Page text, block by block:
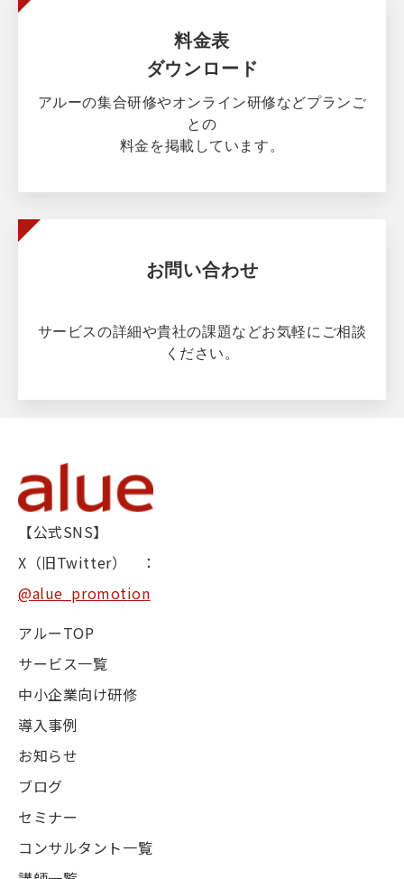
料金表
ダウンロード
アルーの集合研修やオンライン研修などプランご
との
料金を掲載しています。
お問い合わせ
サービスの詳細や貴社の課題などお気軽にご相談
ください。
【公式SNS】
X（旧Twitter） ：
@alue_promotion
アルーTOP
サービス一覧
中小企業向け研修
導入事例
お知らせ
ブログ
セミナー
コンサルタント一覧